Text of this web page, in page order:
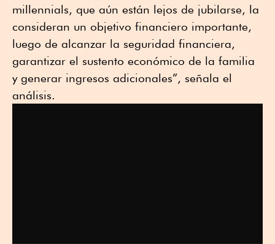
millennials, que aún están lejos de jubilarse, la
consideran un objetivo financiero importante,
luego de alcanzar la seguridad financiera,
garantizar el sustento económico de la familia
y generar ingresos adicionales”, señala el
análisis.